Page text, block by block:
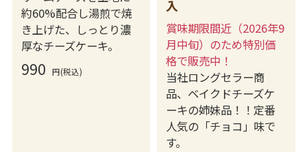
約60%配合し湯煎で焼
き上げた、しっとり濃
厚なチーズケーキ。
990 円(税込)
入
賞味期限間近（2026年9
月中旬）のため特別価
格で販売中！
当社ロングセラー商
品、ベイクドチーズケ
ーキの姉妹品！！定番
人気の「チョコ」味で
す。